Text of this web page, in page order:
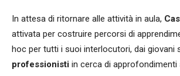
In attesa di ritornare alle attività in aula,
attivata per costruire percorsi di
hoc per tutti i suoi interlocutori, dai giovani
professionisti in cerca di approfondimenti